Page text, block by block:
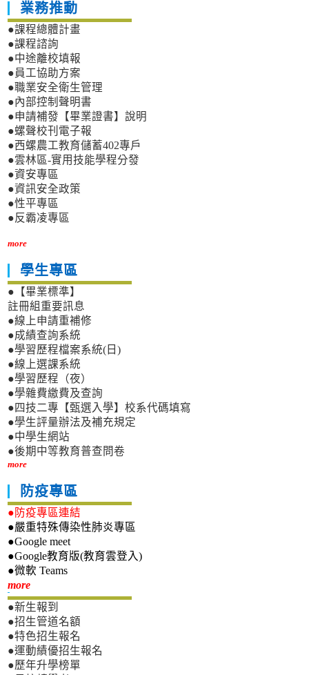
業務推動
●課程總體計畫
●課程諮詢
●中途離校填報
●員工協助方案
●職業安全衛生管理
●內部控制聲明書
●申請補發【畢業證書】說明
●螺聲校刊電子報
●西螺農工教育儲蓄402專戶
●雲林區-實用技能學程分發
●資安專區
●資訊安全政策
●性平專區
●反霸凌專區
more
學生專區
●【畢業標準】
註冊組重要訊息
●線上申請重補修
●成績查詢系統
●學習歷程檔案系統(日)
●線上選課系統
●學習歷程（夜）
●學雜費繳費及查詢
●四技二專【甄選入學】校系代碼填寫
●學生評量辦法及補充規定
●中學生網站
●後期中等教育普查問卷
more
防疫專區
●防疫專區連結
●嚴重特殊傳染性肺炎專區
●Google meet
●Google教育版(教育雲登入)
●微軟 Teams
more新生專區
●新生報到
●招生管道名額
●特色招生報名
●運動績優招生報名
●歷年升學榜單